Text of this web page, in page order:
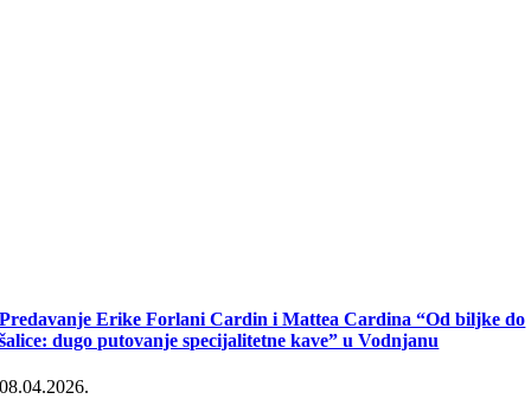
Predavanje Erike Forlani Cardin i Mattea Cardina “Od biljke do
šalice: dugo putovanje specijalitetne kave” u Vodnjanu
08.04.2026.